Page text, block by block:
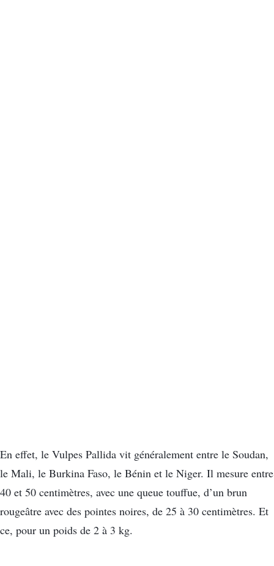
En effet, le Vulpes Pallida vit généralement entre le Soudan,
le Mali, le Burkina Faso, le Bénin et le Niger. Il mesure entre
40 et 50 centimètres, avec une queue touffue, d’un brun
rougeâtre avec des pointes noires, de 25 à 30 centimètres. Et
ce, pour un poids de 2 à 3 kg.